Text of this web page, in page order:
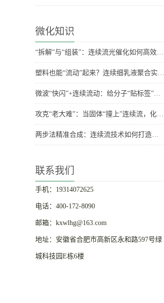
微化知识
“拆解”与“组装”：连续流光催化如何高效合成药物关键骨架？
塑料也能“流动”起来？连续细乳液聚合实现百克级稳定生产
微波“快闪”+连续流动：给分子“贴标签”也能如此高效环保
攻克“老大难”：当固体“撞上”连续流，化学家们有妙招！
两步法精准合成：连续流技术如何打造高性能聚乙烯-聚酯嵌段共聚物？
联系我们
手机：19314072625
电话：400-172-8090
邮箱：kxwlhg@163.com
地址：安徽省合肥市高新区永和路597号绿
城科技园E栋6楼